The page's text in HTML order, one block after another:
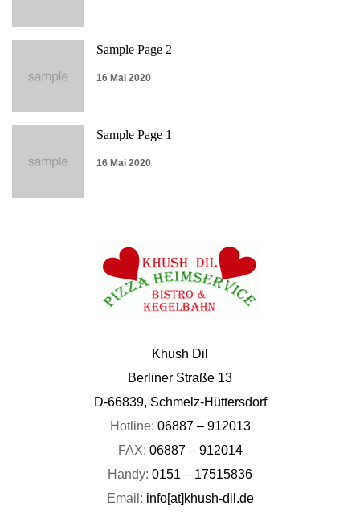
Sample Page 2
16 Mai 2020
Sample Page 1
16 Mai 2020
Khush Dil
Berliner Straße 13
D-66839, Schmelz-Hüttersdorf
Hotline: 06887 – 912013
FAX: 06887 – 912014
Handy: 0151 – 17515836
Email: info[at]khush-dil.de